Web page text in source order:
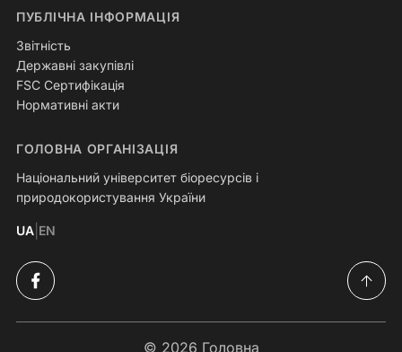
ПУБЛІЧНА ІНФОРМАЦІЯ
Звітність
Державні закупівлі
FSC Сертифікація
Нормативні акти
ГОЛОВНА ОРГАНІЗАЦІЯ
Національний університет біоресурсів і
природокористування України
UA EN
© 2026 Головна